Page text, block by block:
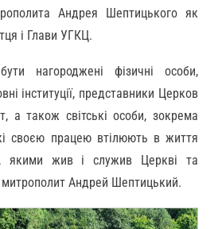
Андрея Шептицького як
і Глави УГКЦ.
нагороджені фізичні особи,
інституції, представники Церков
а також світські особи, зокрема
своєю працею втілюють в життя
якими жив і служив Церкві та
Андрей Шептицький.